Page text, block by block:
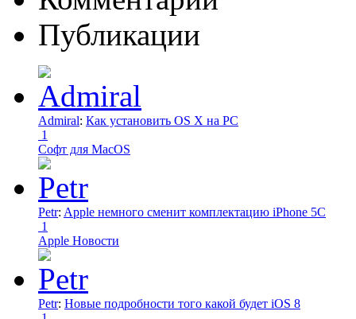
Публикации
Admiral: Как установить OS X на PC
1
Софт для MacOS
Petr: Apple немного сменит комплектацию iPhone 5C
1
Apple Новости
Petr: Новые подробности того какой будет iOS 8